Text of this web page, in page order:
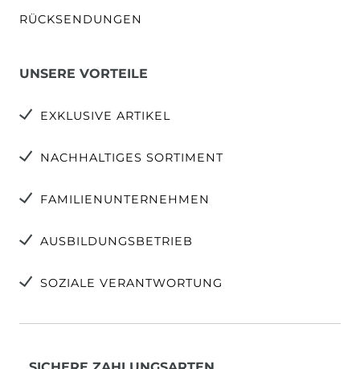
RÜCKSENDUNGEN
UNSERE VORTEILE
EXKLUSIVE ARTIKEL
NACHHALTIGES SORTIMENT
FAMILIENUNTERNEHMEN
AUSBILDUNGSBETRIEB
SOZIALE VERANTWORTUNG